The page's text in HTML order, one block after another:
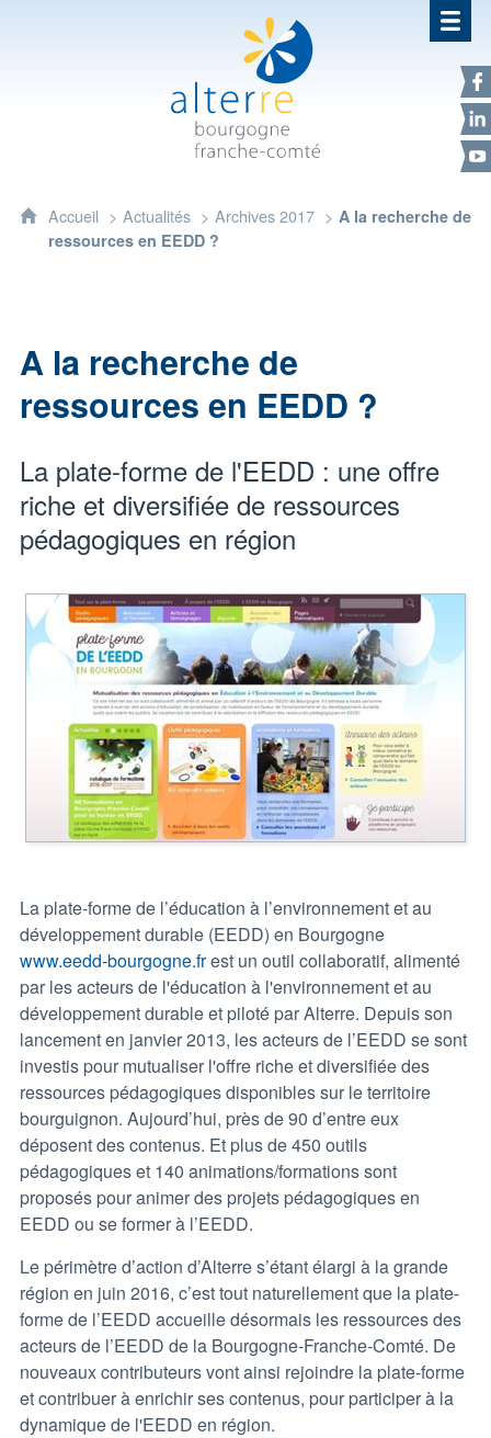
Alterre Bourgogne Franche-
Accueil Actualités Archives 2017
A la recherche de
ressources en EEDD ?
A la recherche de
ressources en EEDD ?
La plate-forme de l'EEDD : une offre
riche et diversifiée de ressources
pédagogiques en région
La plate-forme de l’éducation à l’environnement et au
développement durable (EEDD) en Bourgogne
www.eedd-bourgogne.frest un outil collaboratif, alimenté
par les acteurs de l'éducation à l'environnement et au
développement durable et piloté par Alterre. Depuis son
lancement en janvier 2013, les acteurs de l’EEDD se sont
investis pour mutualiser l'offre riche et diversifiée des
ressources pédagogiques disponibles sur le territoire
bourguignon. Aujourd’hui, près de 90 d’entre eux
déposent des contenus. Et plus de 450 outils
pédagogiques et 140 animations/formations sont
proposés pour animer des projets pédagogiques en
EEDD ou se former à l’EEDD.
Le périmètre d’action d’Alterre s’étant élargi à la grande
région en juin 2016, c’est tout naturellement que la plate-
forme de l’EEDD accueille désormais les ressources des
acteurs de l’EEDD de la Bourgogne-Franche-Comté. De
nouveaux contributeurs vont ainsi rejoindre la plate-forme
et contribuer à enrichir ses contenus, pour participer à la
dynamique de l'EEDD en région.